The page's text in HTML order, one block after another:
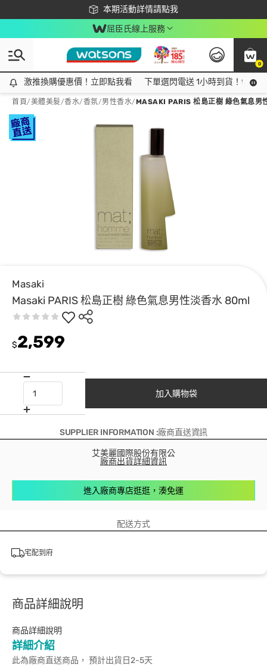
本期活動詳情請點我
下載app最高回饋$350
屈臣氏線上服務
0
激推換購優惠價！立即點我看
激推換購優惠價！立即點我看 下單選閃電送 1小時到貨！領神
首頁/美體美髮/香水/香氛/男性香水/MASAKI PARIS 松島正樹 綠色氣息男
Masaki
Masaki PARIS 松島正樹 綠色氣息男性淡香水 80ml
$2,599
加入購物袋
SUPPLIER INFORMATION :廠商直送資訊
艾美麗國際股份有限公
廠商出貨詳細資訊
進入廠商專店逛逛，湊免運
配送方式
宅配到府
商品詳細說明
商品詳細說明
詳細介紹
此為廠商直送商品， 預計出貨日2-5天